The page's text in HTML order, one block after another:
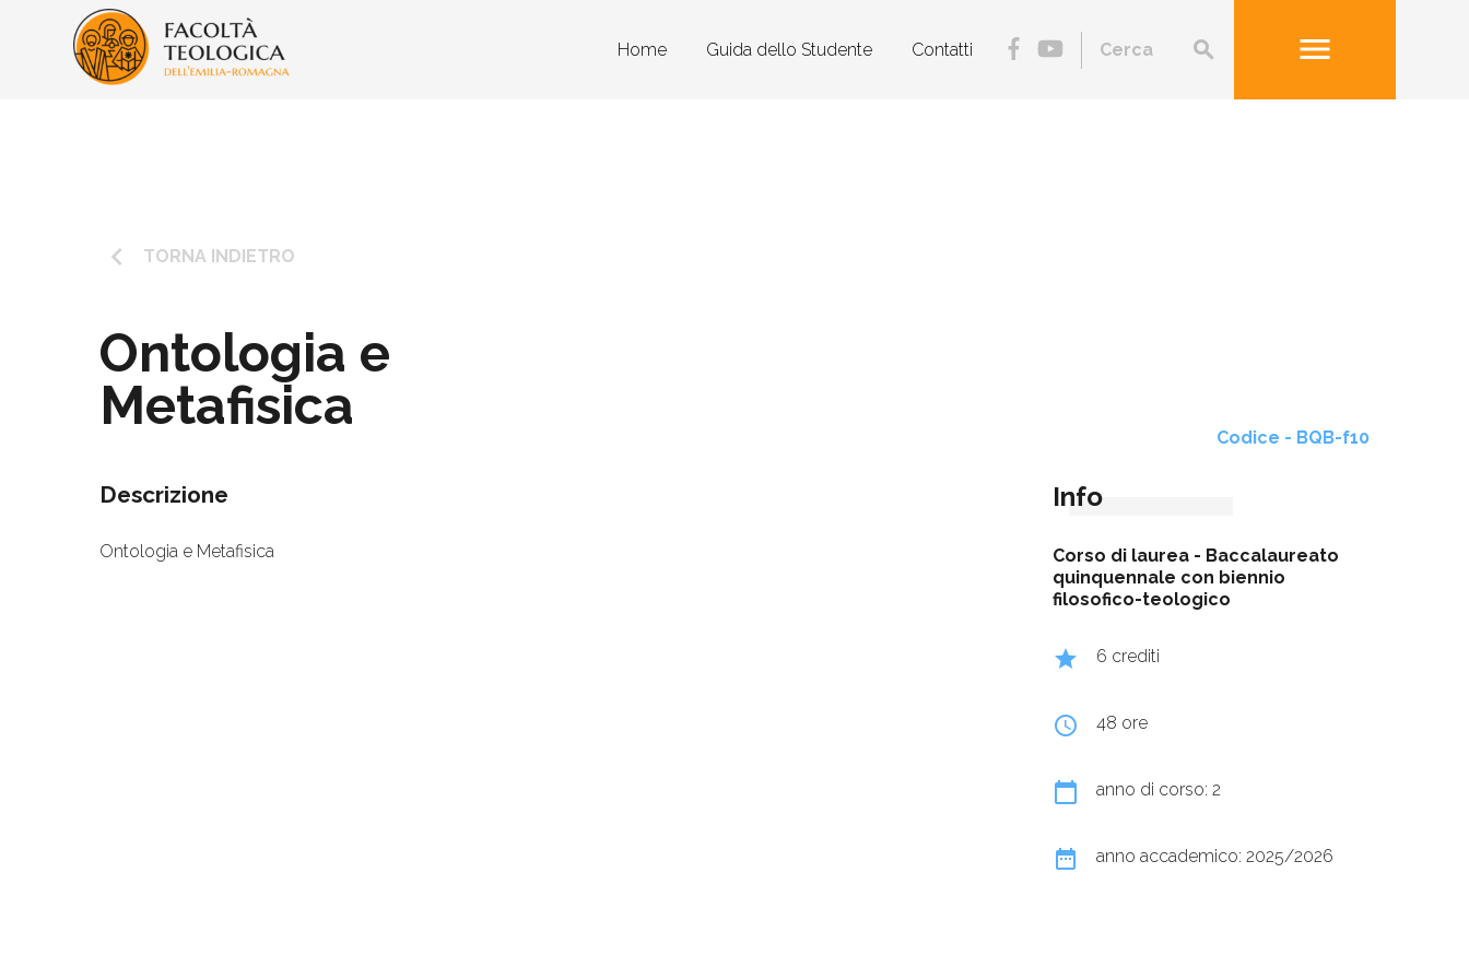
Home Guida dello Studente Contatti search menu
keyboard_arrow_left TORNA INDIETRO
Ontologia e
Metafisica
Codice - BQB-f10
Descrizione
Ontologia e Metafisica
Info
Corso di laurea - Baccalaureato
quinquennale con biennio
filosofico-teologico
grade 6 crediti
query_builder 48 ore
calendar_today anno di corso: 2
date_range anno accademico: 2025/2026